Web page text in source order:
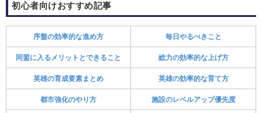
初心者向けおすすめ記事
序盤の効率的な進め方 毎日やるべきこと
同盟に入るメリットとできること 総力の効率的な上げ方
英雄の育成要素まとめ 英雄の効率的な育て方
都市強化のやり方 施設のレベルアップ優先度